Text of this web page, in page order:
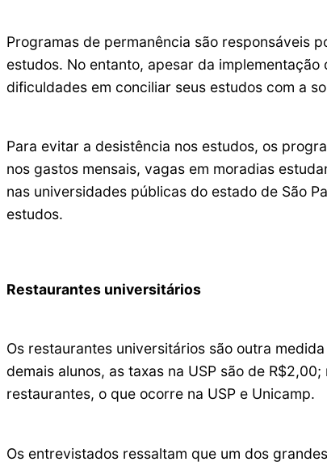
Programas de permanência são responsáveis
estudos. No entanto, apesar da
dificuldades em conciliar seus estudos com a
Para evitar a desistência nos estudos, os
nos gastos mensais, vagas em moradias
nas universidades públicas do estado de São
estudos.
Restaurantes universitários
Os restaurantes universitários são outra
demais alunos, as taxas na USP são de
restaurantes, o que ocorre na USP e Unicamp.
Os entrevistados ressaltam que um dos